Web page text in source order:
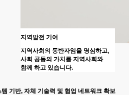
지역발전 기여
지역사회의 동반자임을 명심하고,
사회 공동의 가치를 지역사회와
함께 하고 있습니다.
기반, 자체 기술력 및 협업 네트워크 확보